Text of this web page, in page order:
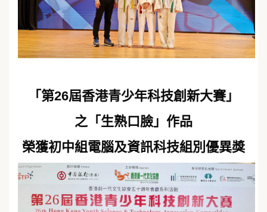
「第26屆香港青少年科技創新大賽」
之「生熟口臉」作品
榮獲初中組電腦及資訊科技組別優異獎